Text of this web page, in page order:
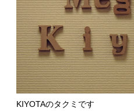
KIYOTAのタクミです